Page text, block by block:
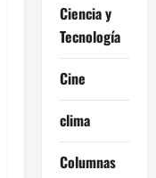
Ciencia y
Tecnología
Cine
clima
Columnas